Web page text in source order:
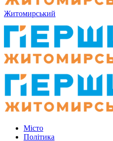
Житомирський
Місто
Політика